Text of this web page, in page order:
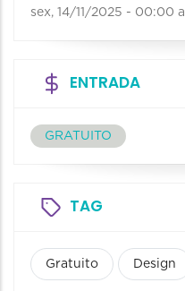
sex, 14/11/2025 - 00:00 a
ENTRADA
GRATUITO
TAG
Gratuito Design